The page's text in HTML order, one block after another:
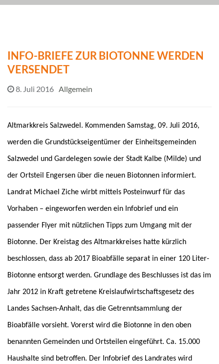
INFO-BRIEFE ZUR BIOTONNE WERDEN
VERSENDET
8. Juli 2016 Allgemein
Altmarkkreis Salzwedel. Kommenden Samstag, 09. Juli 2016,
werden die Grundstückseigentümer der Einheitsgemeinden
Salzwedel und Gardelegen sowie der Stadt Kalbe (Milde) und
der Ortsteil Engersen über die neuen Biotonnen informiert.
Landrat Michael Ziche wirbt mittels Posteinwurf für das
Vorhaben – eingeworfen werden ein Infobrief und ein
passender Flyer mit nützlichen Tipps zum Umgang mit der
Biotonne. Der Kreistag des Altmarkkreises hatte kürzlich
beschlossen, dass ab 2017 Bioabfälle separat in einer 120 Liter-
Biotonne entsorgt werden. Grundlage des Beschlusses ist das im
Jahr 2012 in Kraft getretene Kreislaufwirtschaftsgesetz des
Landes Sachsen-Anhalt, das die Getrenntsammlung der
Bioabfälle vorsieht. Vorerst wird die Biotonne in den oben
benannten Gemeinden und Ortsteilen eingeführt. Ca. 15.000
Haushalte sind betroffen. Der Infobrief des Landrates wird